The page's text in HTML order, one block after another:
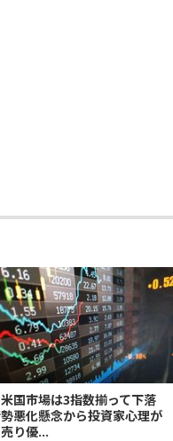
米国市場は3指数揃って下落
悪化懸念から投資家心理が
り優...